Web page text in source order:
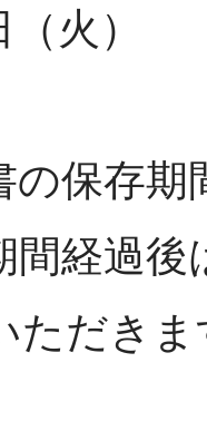
（火
の保存
間経過
ただきま